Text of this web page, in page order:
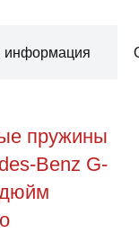
информация
пружины
Benz G-